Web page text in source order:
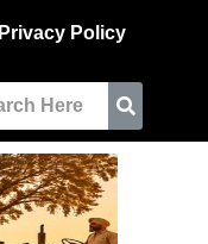
Privacy Policy